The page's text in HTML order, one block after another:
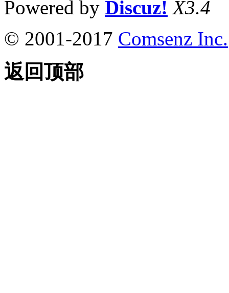
Powered by Discuz! X3.4
© 2001-2017 Comsenz Inc.
返回顶部